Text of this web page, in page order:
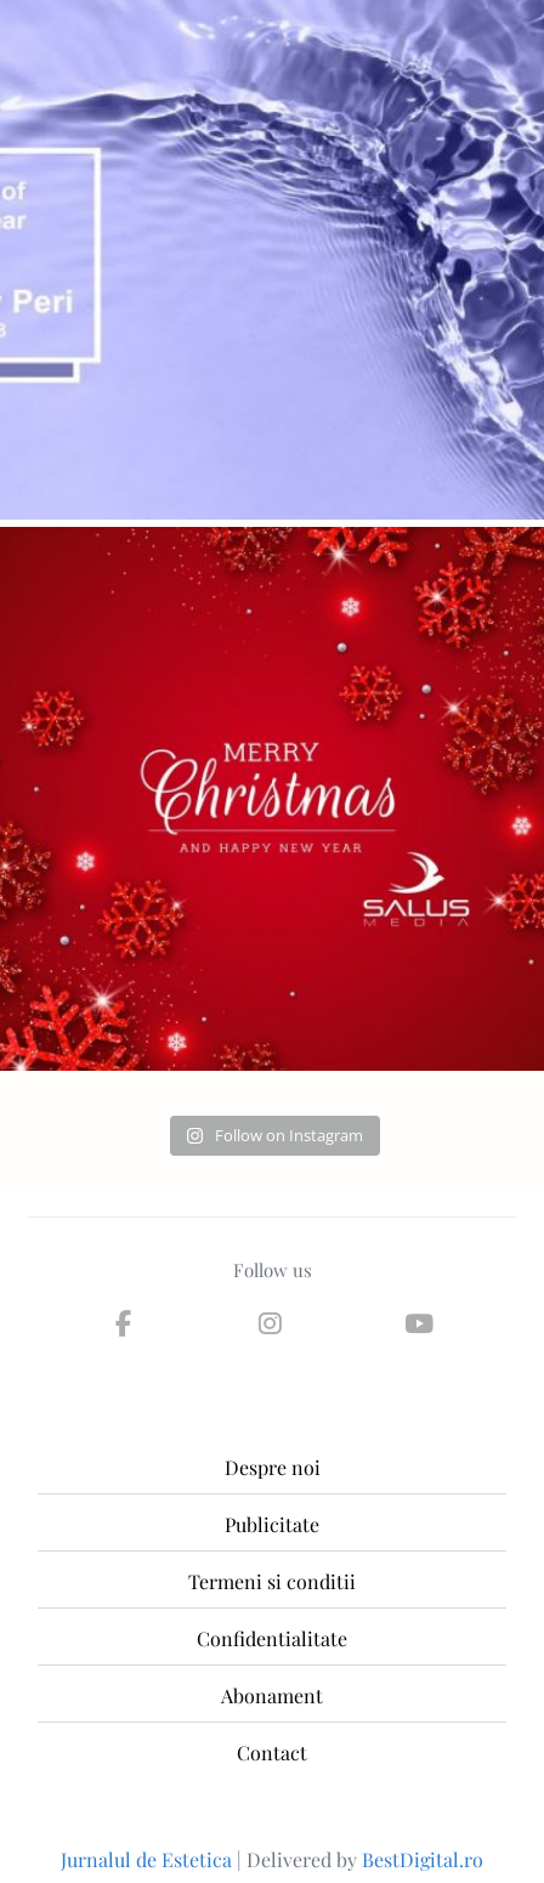
Follow on Instagram
Follow us
Despre noi
Publicitate
Termeni si conditii
Confidentialitate
Abonament
Contact
Jurnalul de Estetica | Delivered by BestDigital.ro